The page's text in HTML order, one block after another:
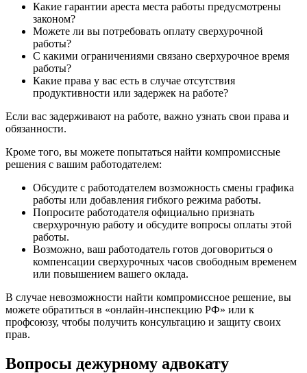
Какие гарантии ареста места работы предусмотрены
законом?
Можете ли вы потребовать оплату сверхурочной
работы?
С какими ограничениями связано сверхурочное время
работы?
Какие права у вас есть в случае отсутствия
продуктивности или задержек на работе?
Если вас задерживают на работе, важно узнать свои права и
обязанности.
Кроме того, вы можете попытаться найти компромиссные
решения с вашим работодателем:
Обсудите с работодателем возможность смены графика
работы или добавления гибкого режима работы.
Попросите работодателя официально признать
сверхурочную работу и обсудите вопросы оплаты этой
работы.
Возможно, ваш работодатель готов договориться о
компенсации сверхурочных часов свободным временем
или повышением вашего оклада.
В случае невозможности найти компромиссное решение, вы
можете обратиться в «онлайн-инспекцию РФ» или к
профсоюзу, чтобы получить консультацию и защиту своих
прав.
Вопросы дежурному адвокату